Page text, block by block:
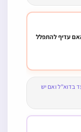
עדיף להתפלל
בדוא”ל ואם יש